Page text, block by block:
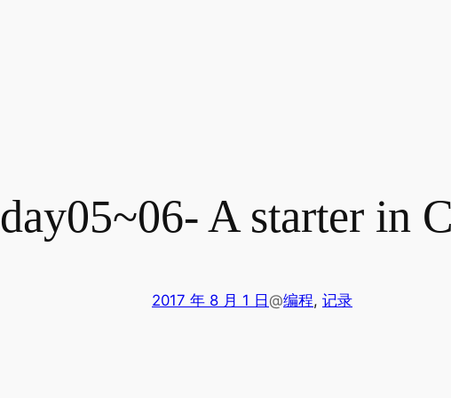
day05~06- A starter in
2017 年 8 月 1 日@编程, 记录